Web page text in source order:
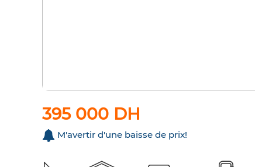
395 000 DH
M'avertir d'une baisse de prix!